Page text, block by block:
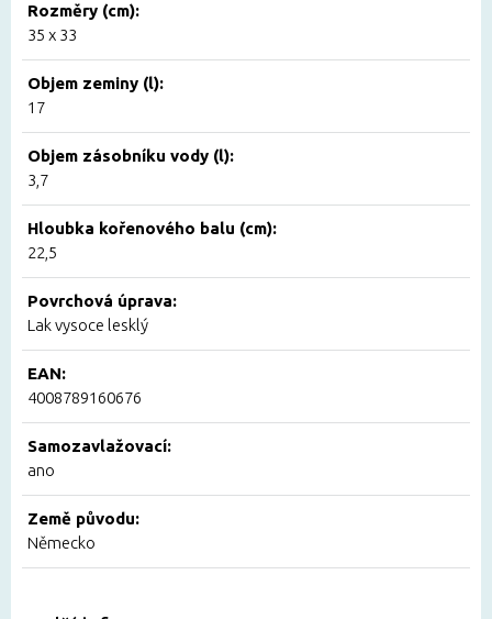
Rozměry (cm):
35 x 33
Objem zeminy (l):
17
Objem zásobníku vody (l):
3,7
Hloubka kořenového balu (cm):
22,5
Povrchová úprava:
Lak vysoce lesklý
EAN:
4008789160676
Samozavlažovací:
ano
Země původu:
Německo